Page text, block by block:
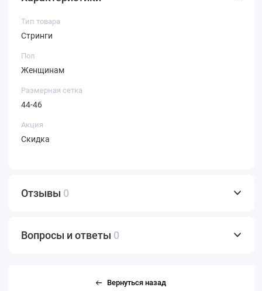
Тип товара
Стринги
Пол
Женщинам
Размерная сетка
44-46
Акция
Скидка
Отзывы 0
Вопросы и ответы 0
Вернуться назад